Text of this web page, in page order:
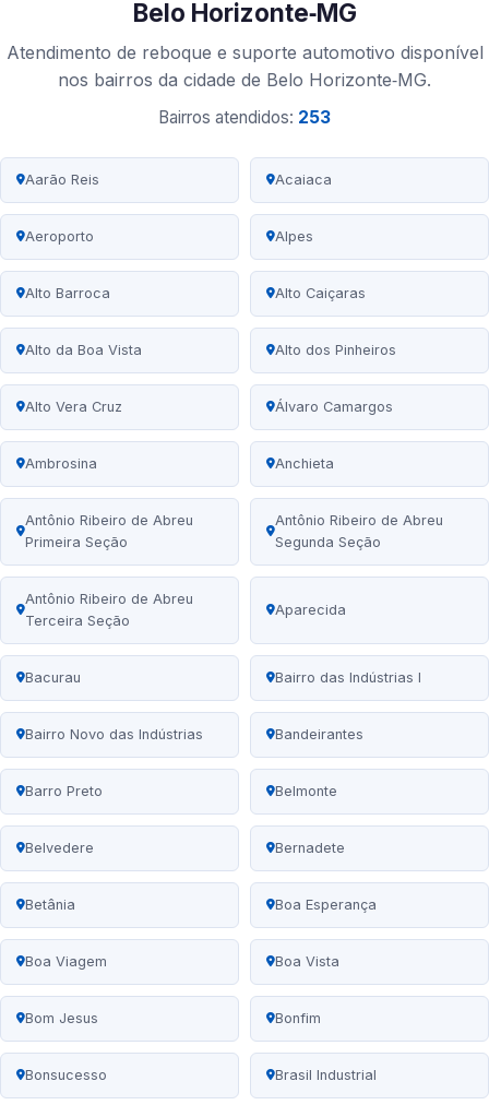
Belo Horizonte‑MG
Atendimento de reboque e suporte automotivo disponível
nos bairros da cidade de Belo Horizonte‑MG.
Bairros atendidos: 253
Aarão Reis Acaiaca
Aeroporto Alpes
Alto Barroca Alto Caiçaras
Alto da Boa Vista Alto dos Pinheiros
Alto Vera Cruz Álvaro Camargos
Ambrosina Anchieta
Antônio Ribeiro de Abreu
Primeira Seção
Antônio Ribeiro de Abreu
Segunda Seção
Antônio Ribeiro de Abreu
Terceira Seção
Aparecida
Bacurau Bairro das Indústrias I
Bairro Novo das Indústrias Bandeirantes
Barro Preto Belmonte
Belvedere Bernadete
Betânia Boa Esperança
Boa Viagem Boa Vista
Bom Jesus Bonfim
Bonsucesso Brasil Industrial